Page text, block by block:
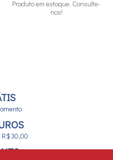
Produto em estoque. Consulte-
nos!
30,00